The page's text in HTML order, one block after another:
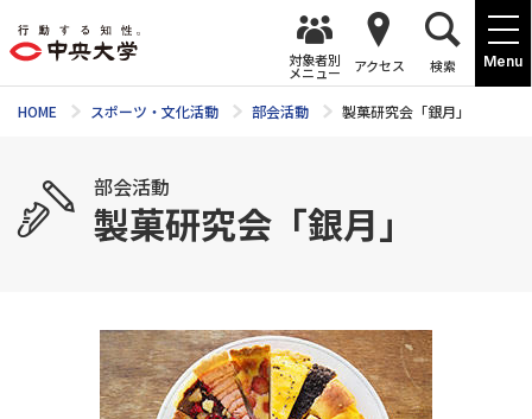
Menu
対象者別
メニュー アクセス 検索
HOME スポーツ・文化活動 部会活動 製菓研究会「銀月」
部会活動
製菓研究会「銀月」